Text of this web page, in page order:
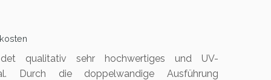
€.
qualitativ sehr hochwertiges und UV-
Durch die doppelwandige Ausführung